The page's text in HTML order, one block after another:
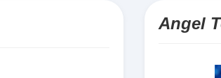
Angel